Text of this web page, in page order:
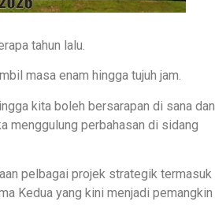
tahun lalu.
masa enam hingga tujuh jam.
kita boleh bersarapan di sana dan
menggulung perbahasan di sidang
pelbagai projek strategik termasuk
Kedua yang kini menjadi pemangkin